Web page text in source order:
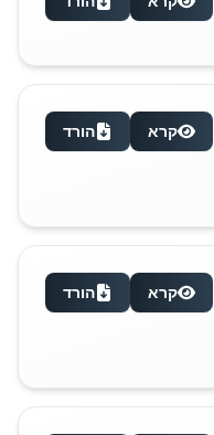
קרא הורד
קרא הורד